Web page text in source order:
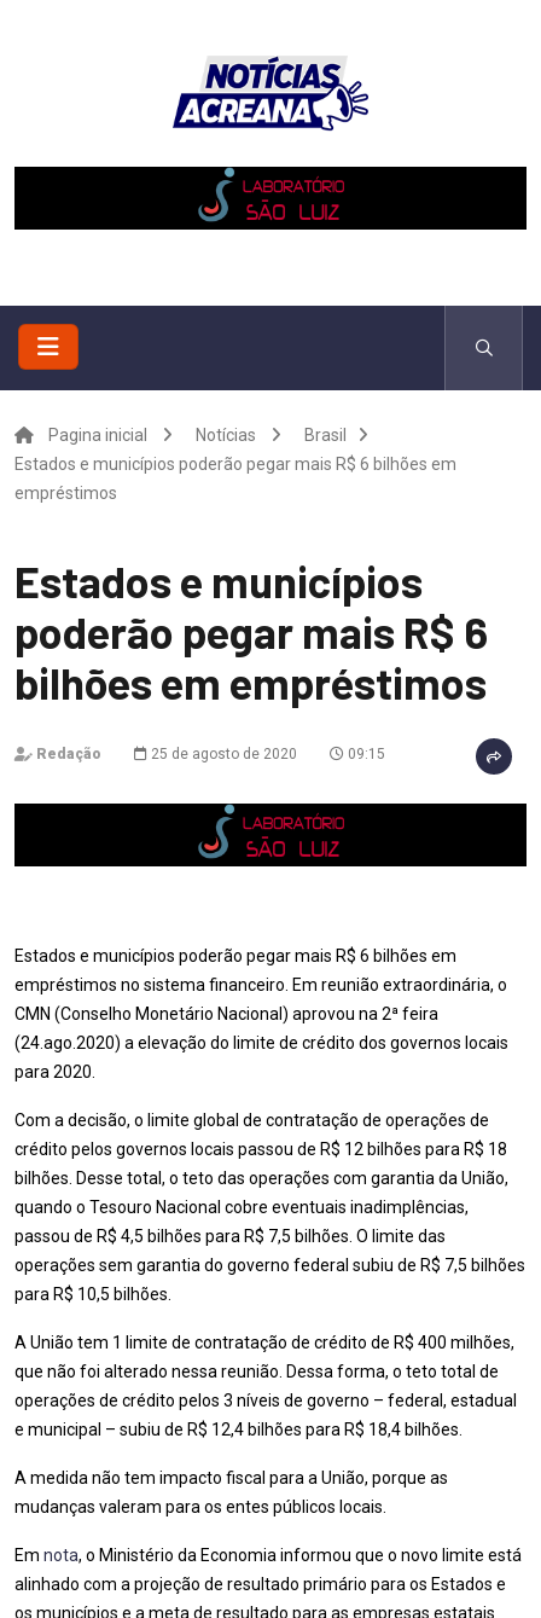
Pagina inicial Notícias
Brasil
Estados e municípios poderão pegar mais R$ 6 bilhões em
empréstimos
Estados e municípios
poderão pegar mais R$ 6
bilhões em empréstimos
Redação 25 de agosto de 2020 09:15
Estados e municípios poderão pegar mais R$ 6 bilhões em
empréstimos no sistema financeiro. Em reunião extraordinária, o
CMN (Conselho Monetário Nacional) aprovou na 2ª feira
(24.ago.2020) a elevação do limite de crédito dos governos locais
para 2020.
Com a decisão, o limite global de contratação de operações de
crédito pelos governos locais passou de R$ 12 bilhões para R$ 18
bilhões. Desse total, o teto das operações com garantia da União,
quando o Tesouro Nacional cobre eventuais inadimplências,
passou de R$ 4,5 bilhões para R$ 7,5 bilhões. O limite das
operações sem garantia do governo federal subiu de R$ 7,5 bilhões
para R$ 10,5 bilhões.
A União tem 1 limite de contratação de crédito de R$ 400 milhões,
que não foi alterado nessa reunião. Dessa forma, o teto total de
operações de crédito pelos 3 níveis de governo – federal, estadual
e municipal – subiu de R$ 12,4 bilhões para R$ 18,4 bilhões.
A medida não tem impacto fiscal para a União, porque as
mudanças valeram para os entes públicos locais.
Em nota, o Ministério da Economia informou que o novo limite está
alinhado com a projeção de resultado primário para os Estados e
os municípios e a meta de resultado para as empresas estatais